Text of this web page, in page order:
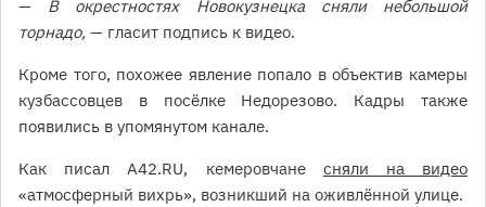
— В окрестностях Новокузнецка сняли небольшой
торнадо, — гласит подпись к видео.
Кроме того, похожее явление попало в объектив камеры
кузбассовцев в посёлке Недорезово. Кадры также
появились в упомянутом канале.
Как писал A42.RU, кемеровчане сняли на видео
«атмосферный вихрь», возникший на оживлённой улице.